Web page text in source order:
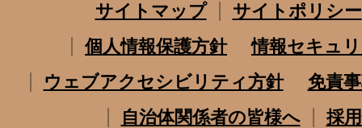
サイトマップ
サイトポリシー
個人情報保護方針
情報セキュ
ウェブアクセシビリティ方針
免責
自治体関係者の皆様へ
採